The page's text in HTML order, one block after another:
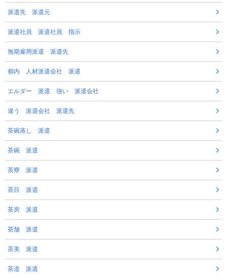
派遣先 派遣元
派遣社員 派遣社員 指示
無期雇用派遣 派遣先
都内 人材派遣会社 派遣
エルダー 派遣 強い 派遣会社
違う 派遣会社 派遣先
茶碗蒸し 派遣
茶碗 派遣
茶寮 派遣
茶目 派遣
茶房 派遣
茶舗 派遣
茶美 派遣
茶道 派遣